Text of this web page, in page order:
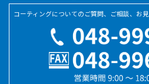
コーティングについてのご質問、ご相談、お